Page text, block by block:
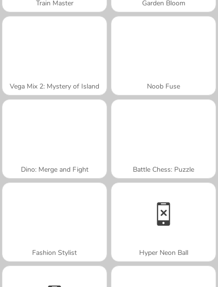
Train Master Garden Bloom
Vega Mix 2: Mystery of Island Noob Fuse
Dino: Merge and Fight Battle Chess: Puzzle
Fashion Stylist Hyper Neon Ball